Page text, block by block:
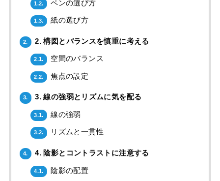
1.2. ペンの選び方
1.3. 紙の選び方
2. 2. 構図とバランスを慎重に考える
2.1. 空間のバランス
2.2. 焦点の設定
3. 3. 線の強弱とリズムに気を配る
3.1. 線の強弱
3.2. リズムと一貫性
4. 4. 陰影とコントラストに注意する
4.1. 陰影の配置